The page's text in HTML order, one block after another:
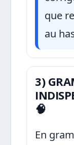
que
au
3)
🧠
En